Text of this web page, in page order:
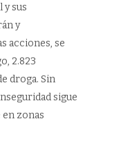
y sus
y
acciones, se
2.823
droga. Sin
sigue
zonas